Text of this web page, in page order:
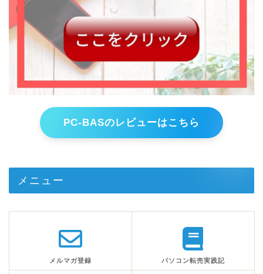
PC-BASのレビューはこちら
メニュー
メルマガ登録 パソコン転売実践記